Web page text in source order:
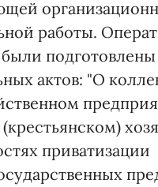
работы.
актов: "О
приватизации